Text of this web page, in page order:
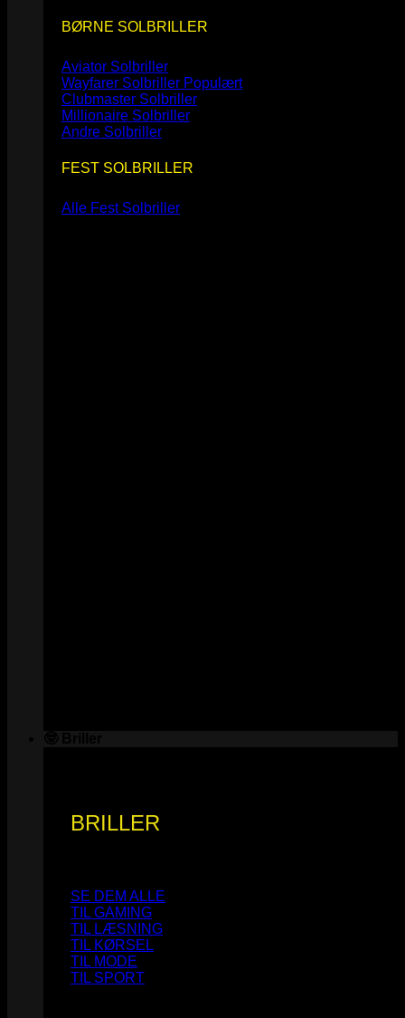
BØRNE SOLBRILLER
Aviator Solbriller
Wayfarer Solbriller
Clubmaster Solbriller
Millionaire Solbriller
Andre Solbriller
FEST SOLBRILLER
Alle Fest Solbriller
BRILLER
SE DEM ALLE
TIL GAMING
TIL LÆSNING
TIL KØRSEL
TIL MODE
TIL SPORT